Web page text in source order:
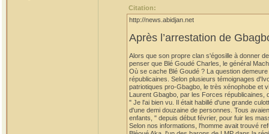
Citation:
http://news.abidjan.net
Après l’arrestation de
Alors que son propre clan s'égosille à donner
penser que Blé Goudé Charles, le général
Où se cache Blé Goudé ? La question
républicaines. Selon plusieurs témoignages
patriotiques pro-Gbagbo, le très xénophobe et
Laurent Gbagbo, par les Forces républicaines,
" Je l'ai bien vu. Il était habillé d'une grande
d'une demi douzaine de personnes. Tous
enfants, " depuis début février, pour fuir les
Selon nos informations, l'homme avait trouvé